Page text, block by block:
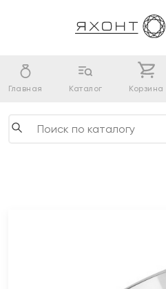
Главная Каталог Корзина